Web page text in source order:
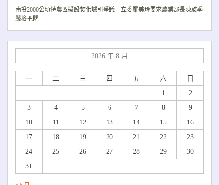
南投2000公頃特農區擬設焚化爐引爭議 立委羅美玲要求農業部長陳駿季
嚴格把關
2026 年 8 月
一 二 三 四 五 六
日
1
2
3
4 5 6 7 8
9
10
11 12 13 14 15
16
17
18 19 20 21 22
23
24
25 26 27 28 29
30
31